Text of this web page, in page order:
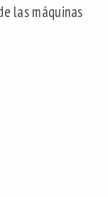
las máquinas